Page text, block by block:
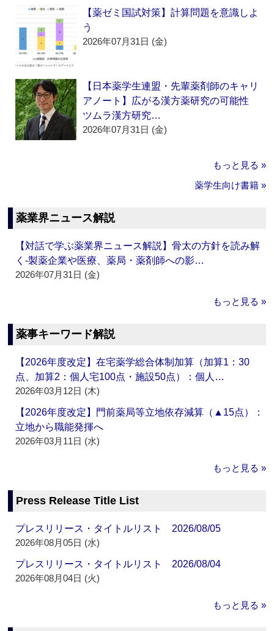
【薬ゼミ国試対策】計算問題を意識しよ
う
2026年07月31日 (金)
【日本薬学生連盟・先輩薬剤師のキャリ
アノート】広がる漢方薬研究の可能性
ツムラ漢方研究…
2026年07月31日 (金)
もっと見る »
薬学生向け書籍 »
薬業界ニュース解説
【対話で学ぶ薬業界ニュース解説】骨太の方針を読み解
く‐製薬企業や医療、薬局・薬剤師への影…
2026年07月31日 (金)
もっと見る »
薬事キーワード解説
【2026年度改定】在宅薬学総合体制加算（加算1：30
点、加算2：個人宅100点・施設50点）：個人…
2026年03月12日 (木)
【2026年度改定】門前薬局等立地依存減算（▲15点）：
立地から職能発揮へ
2026年03月11日 (水)
もっと見る »
Press Release Title List
プレスリリース・タイトルリスト 2026/08/05
2026年08月05日 (水)
プレスリリース・タイトルリスト 2026/08/04
2026年08月04日 (火)
もっと見る »